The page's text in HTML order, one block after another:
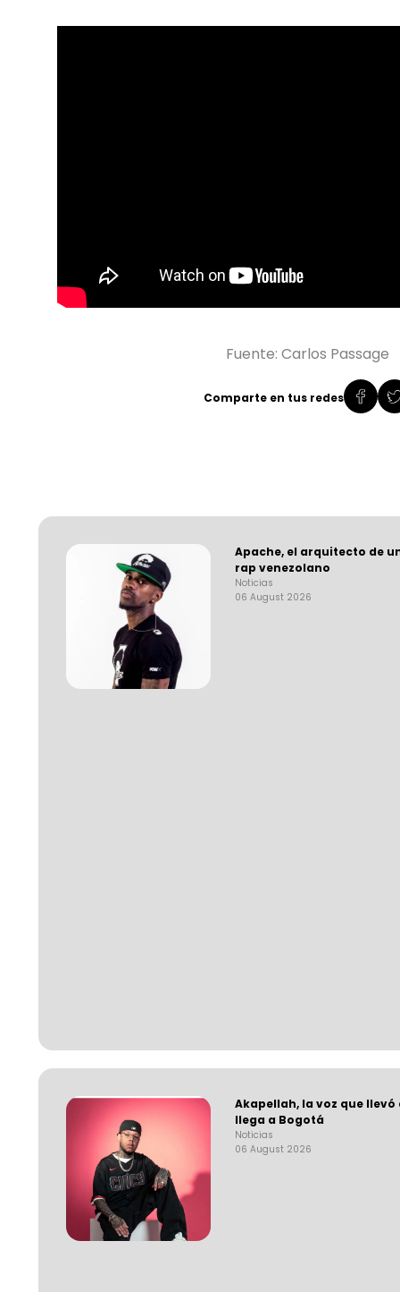
Apache, el arquitecto de
rap venezolano
Noticias
06 August 2026
Akapellah, la voz que
llega a Bogotá
Noticias
06 August 2026
Fuente: Carlos Passage
Comparte en tus redes